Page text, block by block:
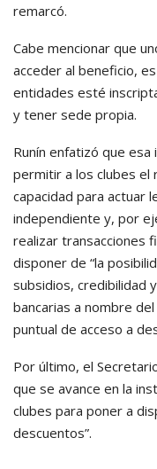
remarcó.
Cabe mencionar que
acceder al beneficio,
entidades esté
y tener sede propia.
Runín enfatizó que esa
permitir a los clubes el
capacidad para actuar
independiente y, por
realizar transacciones
disponer de “la
subsidios, credibilidad
bancarias a nombre
puntual de acceso a
Por último, el
que se avance en la
clubes para poner a
descuentos”.